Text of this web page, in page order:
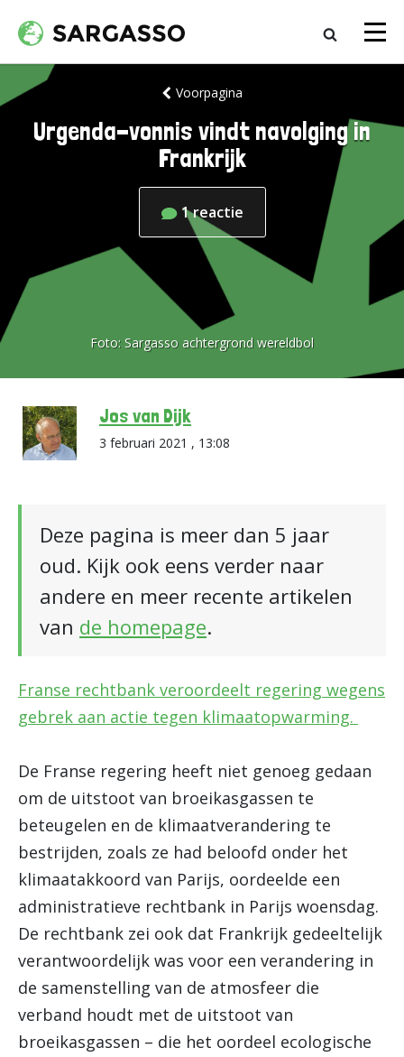
Voorpagina
Urgenda-vonnis vindt navolging in
Frankrijk
1reactie
Foto: Sargasso achtergrond wereldbol
Jos van Dijk
3 februari 2021 , 13:08
Deze pagina is meer dan 5 jaar
oud. Kijk ook eens verder naar
andere en meer recente artikelen
van de homepage.
Franse rechtbank veroordeelt regering wegens
gebrek aan actie tegen klimaatopwarming.
De Franse regering heeft niet genoeg gedaan
om de uitstoot van broeikasgassen te
beteugelen en de klimaatverandering te
bestrijden, zoals ze had beloofd onder het
klimaatakkoord van Parijs, oordeelde een
administratieve rechtbank in Parijs woensdag.
De rechtbank zei ook dat Frankrijk gedeeltelijk
verantwoordelijk was voor een verandering in
de samenstelling van de atmosfeer die
verband houdt met de uitstoot van
broeikasgassen – die het oordeel ecologische